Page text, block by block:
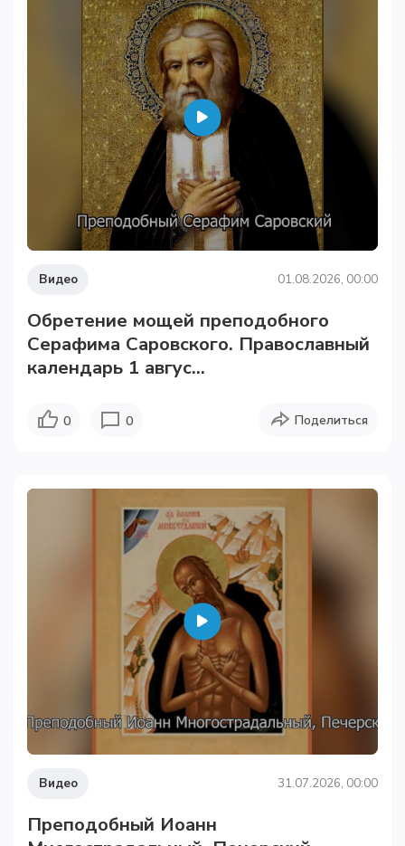
Видео 01.08.2026, 00:00
Обретение мощей преподобного
Серафима Саровского. Православный
календарь 1 авгус...
0 0 Поделиться
Видео 31.07.2026, 00:00
Преподобный Иоанн